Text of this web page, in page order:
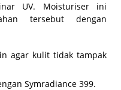
UV. Moisturiser ini
tersebut dengan
agar kulit tidak tampak
Symradiance 399.